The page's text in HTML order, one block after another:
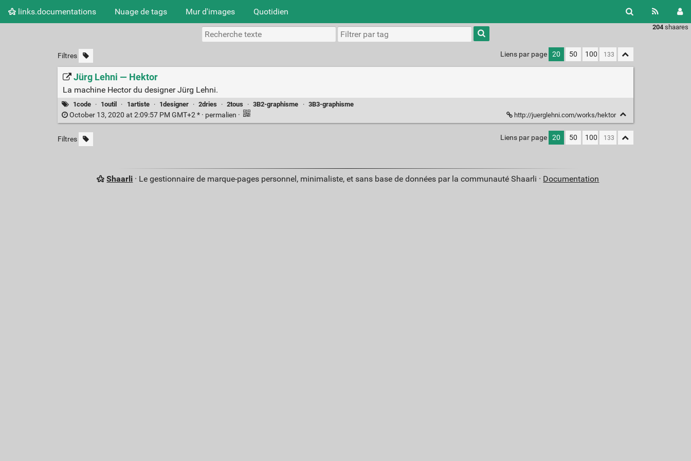
links.documentations Nuage de tags Mur d'images Quotidien
204 shaares
Type 1 or
more
characters
results.
Filtres Liens par page 20 50 100
Jürg Lehni — Hektor
La machine Hector du designer Jürg Lehni.
1code · 1outil · 1artiste · 1designer · 2dries · 2tous · 3B2-graphisme · 3B3-graphisme
October 13, 2020 at 2:09:57 PM GMT+2 * · permalien · http://juerglehni.com/works/hektor
Filtres Liens par page 20 50 100
Shaarli · Le gestionnaire de marque-pages personnel, minimaliste, et sans base de données par la communauté Shaarli · Documentation